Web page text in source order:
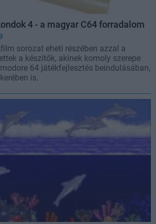
4 - a magyar C64 forradalom
sorozat eheti részében azzal a
a készítők, akinek komoly szerepe
64 játékfejlesztés beindulásában,
is.